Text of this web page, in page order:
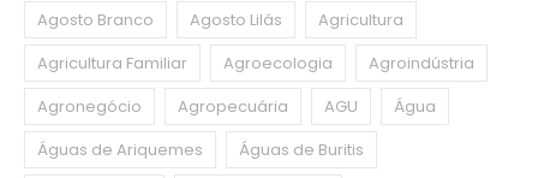
Agosto Branco
Agosto Lilás
Agricultura
Agricultura Familiar
Agroecologia
Agroindústria
Agronegócio
Agropecuária AGU
Água
Águas de Ariquemes
Águas de Buritis